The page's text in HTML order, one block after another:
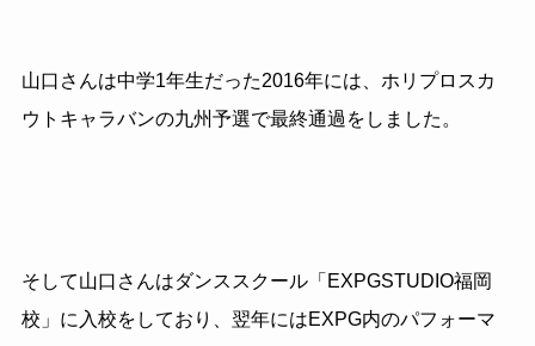
山口さんは中学1年生だった2016年には、ホリプロスカ
ウトキャラバンの九州予選で最終通過をしました。
そして山口さんはダンススクール「EXPGSTUDIO福岡
校」に入校をしており、翌年にはEXPG内のパフォーマ